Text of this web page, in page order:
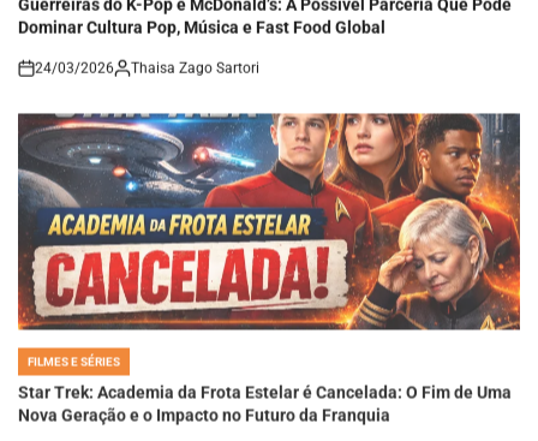
Dominar Cultura Pop, Música e Fast Food Global
on
INStar Trek: Academia da Frota Estelar é Cancelada: O Fim de Uma
Nova Geração e o Impacto no Futuro da Franquia
24/03/2026 Roberto Zago Sartori